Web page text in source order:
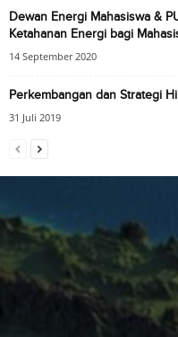
Dewan Energi Mahasiswa &
Ketahanan Energi bagi
14 September 2020
Perkembangan dan Strategi
31 Juli 2019